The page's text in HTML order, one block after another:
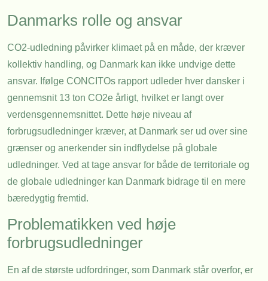
Danmarks rolle og ansvar
CO2-udledning påvirker klimaet på en måde, der kræver
kollektiv handling, og Danmark kan ikke undvige dette
ansvar. Ifølge CONCITOs rapport udleder hver dansker i
gennemsnit 13 ton CO2e årligt, hvilket er langt over
verdensgennemsnittet. Dette høje niveau af
forbrugsudledninger kræver, at Danmark ser ud over sine
grænser og anerkender sin indflydelse på globale
udledninger. Ved at tage ansvar for både de territoriale og
de globale udledninger kan Danmark bidrage til en mere
bæredygtig fremtid.
Problematikken ved høje
forbrugsudledninger
En af de største udfordringer, som Danmark står overfor, er